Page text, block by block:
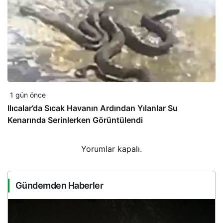
1 gün önce
Ilıcalar’da Sıcak Havanın Ardından Yılanlar Su
Kenarında Serinlerken Görüntülendi
Yorumlar kapalı.
Gündemden Haberler